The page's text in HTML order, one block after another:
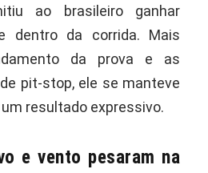
ao brasileiro ganhar
dentro da corrida. Mais
da prova e as
pit-stop, ele se manteve
resultado expressivo.
e vento pesaram na